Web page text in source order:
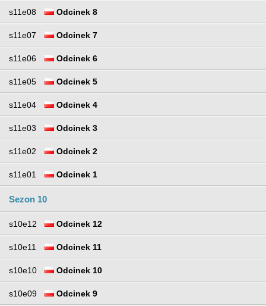
s11e08 Odcinek 8
s11e07 Odcinek 7
s11e06 Odcinek 6
s11e05 Odcinek 5
s11e04 Odcinek 4
s11e03 Odcinek 3
s11e02 Odcinek 2
s11e01 Odcinek 1
Sezon 10
s10e12 Odcinek 12
s10e11 Odcinek 11
s10e10 Odcinek 10
s10e09 Odcinek 9